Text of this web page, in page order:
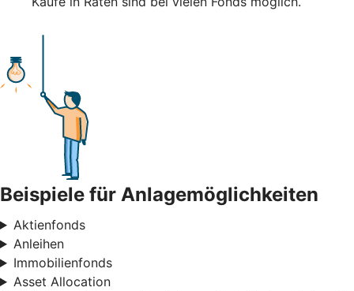
Beispiele für Anlagemöglichkeiten
Aktienfonds
Anleihen
Immobilienfonds
Asset Allocation